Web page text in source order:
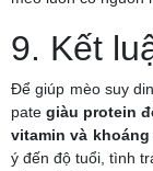
9. Kết
Để giúp mèo suy
pate giàu protein
vitamin và
ý đến độ tuổi, tình